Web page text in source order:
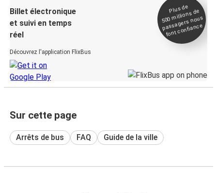
Billet électronique
et suivi en temps
réel
Découvrez l'application FlixBus
Plus de
500
millions de
passagers nous
font confiance
Sur cette page
Arrêts de bus FAQ Guide de la ville